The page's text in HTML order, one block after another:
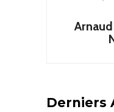
Derniers